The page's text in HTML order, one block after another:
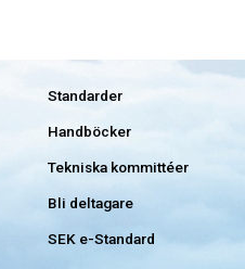
Standarder
Handböcker
Tekniska kommittéer
Bli deltagare
SEK e-Standard